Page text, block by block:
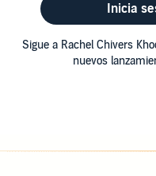
Inicia
Sigue a Rachel Chivers
nuevos